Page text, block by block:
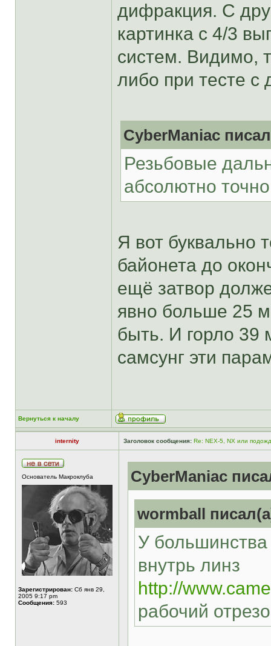
дифракция. С
картинка с 4/3
систем. Видимо,
либо при тесте
CyberManiac
Резьбовые
абсолютно
Я вот буквально
байонета до
ещё затвор
явно больше 25
быть. И горло 39
самсунг эти
Вернуться к началу
internity Заголовок сообщения: Re: NEX-5, NX или
Основатель Макроклуба
Зарегистрирован: Сб янв 29,
2005 9:17 pm
Сообщения: 593
CyberManiac
wormball
У
внутрь линз
http://
рабочий